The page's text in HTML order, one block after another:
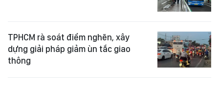
TPHCM rà soát điểm nghẽn, xây
dựng giải pháp giảm ùn tắc giao
thông